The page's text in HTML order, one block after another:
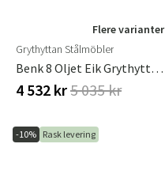
Flere varianter
Grythyttan Stålmöbler
Benk 8 Oljet Eik Grythyttan Stålmöbler
4 532 kr5 035 kr
-10% Rask levering